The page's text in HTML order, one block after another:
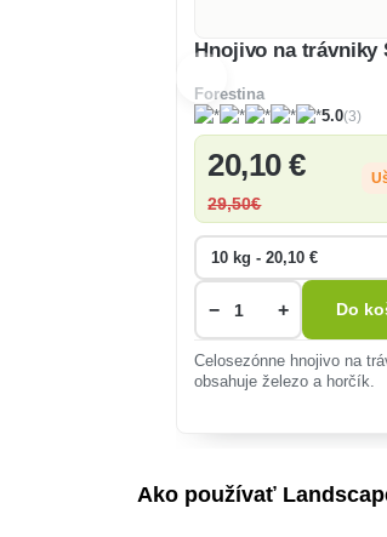
Hnojivo na trávniky
Forestina
5.0(3)
20,10 €
29,50€
− + Do
Celosezónne hnojivo na
obsahuje železo a horčík.
Ako používať